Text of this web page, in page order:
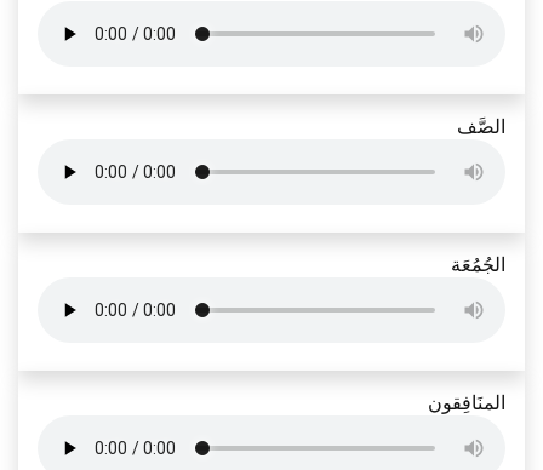
الصَّف
الجُمُعَة
المنَافِقون